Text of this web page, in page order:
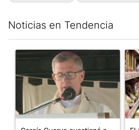
Noticias en Tendencia
Un artículo de tendencia con el
Un